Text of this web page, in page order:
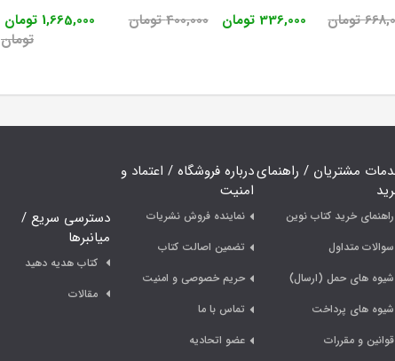
تومان 336,000 تومان 400,000 تومان 1,665,000 تومان
تومان
مشتریان / راهنمای
راهنمای خرید کتاب نوین
سوالات متداول
شیوه های حمل (ارسال)
شیوه های پرداخت
قوانین و مقررات
درباره فروشگاه / اعتماد و
امنیت
نماینده فروش نشریات
تضمین اصالت کتاب
حریم خصوصی و امنیت
تماس با ما
عضو اتحادیه
دسترسی سریع /
میانبرها
کتاب هدیه دهید
مقالات